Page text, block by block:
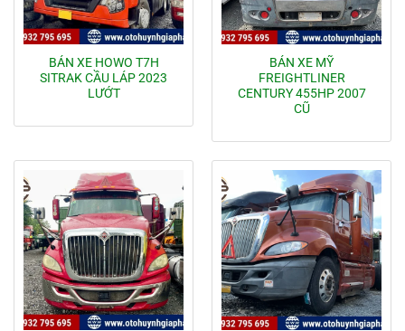
BÁN XE HOWO T7H
SITRAK CẦU LÁP 2023
LƯỚT
BÁN XE MỸ
FREIGHTLINER
CENTURY 455HP 2007
CŨ